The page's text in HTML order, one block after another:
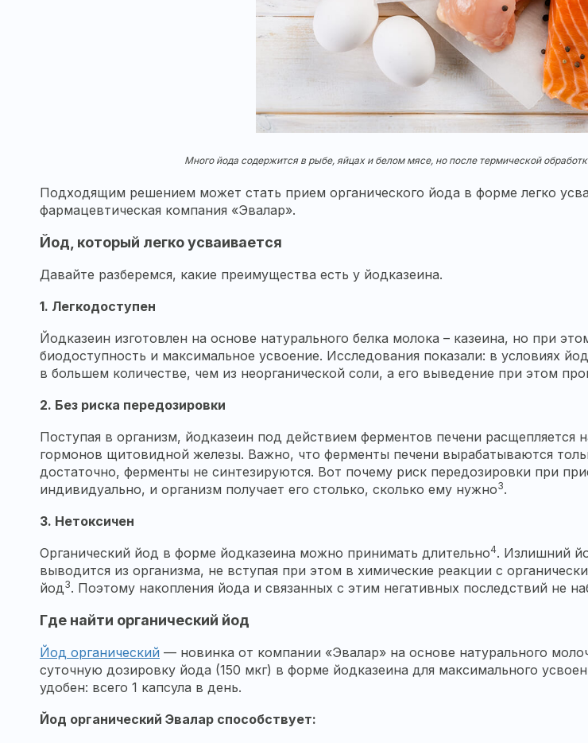
Много йода содержится в рыбе, яйцах и белом мясе, но после термической
Подходящим решением может стать прием органического йода в форме легко
фармацевтическая компания «Эвалар».
Йод, который легко усваивается
Давайте разберемся, какие преимущества есть у йодказеина.
1. Легкодоступен
Йодказеин изготовлен на основе натурального белка молока – казеина, но при
биодоступность и максимальное усвоение. Исследования показали: в условиях
в большем количестве, чем из неорганической соли, а его выведение при этом
2. Без риска передозировки
Поступая в организм, йодказеин под действием ферментов печени расщепляется
гормонов щитовидной железы. Важно, что ферменты печени вырабатываются
достаточно, ферменты не синтезируются. Вот почему риск передозировки при
индивидуально, и организм получает его столько, сколько ему нужно3.
3. Нетоксичен
Органический йод в форме йодказеина можно принимать длительно4. Излишний
выводится из организма, не вступая при этом в химические реакции с
йод3. Поэтому накопления йода и связанных с этим негативных последствий не
Где найти органический йод
Йод органический — новинка от компании «Эвалар» на основе натурального
суточную дозировку йода (150 мкг) в форме йодказеина для максимального
удобен: всего 1 капсула в день.
Йод органический Эвалар способствует: